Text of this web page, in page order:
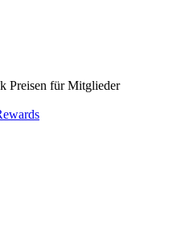
Preisen für Mitglieder